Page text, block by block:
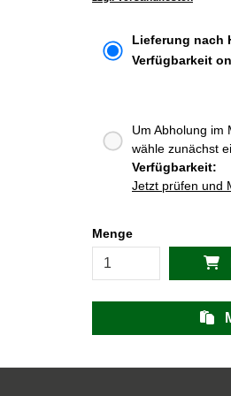
Lieferung nach
Verfügbarkeit
Um Abholung im
wähle zunächst
Verfügbarkeit:
Jetzt prüfen und
Menge